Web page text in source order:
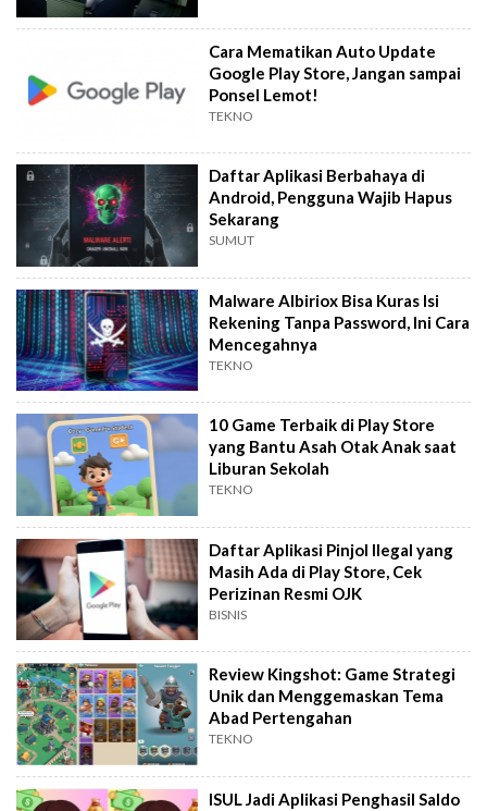
Cara Mematikan Auto Update
Google Play Store, Jangan sampai
Ponsel Lemot!
TEKNO
Daftar Aplikasi Berbahaya di
Android, Pengguna Wajib Hapus
Sekarang
SUMUT
Malware Albiriox Bisa Kuras Isi
Rekening Tanpa Password, Ini Cara
Mencegahnya
TEKNO
10 Game Terbaik di Play Store
yang Bantu Asah Otak Anak saat
Liburan Sekolah
TEKNO
Daftar Aplikasi Pinjol Ilegal yang
Masih Ada di Play Store, Cek
Perizinan Resmi OJK
BISNIS
Review Kingshot: Game Strategi
Unik dan Menggemaskan Tema
Abad Pertengahan
TEKNO
ISUL Jadi Aplikasi Penghasil Saldo